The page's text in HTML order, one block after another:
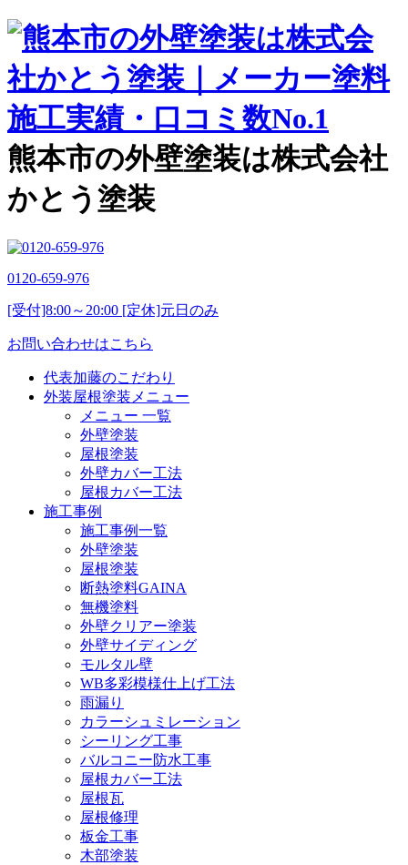
熊本市の外壁塗装は株式会社
かとう塗装
0120-659-976
[受付]8:00～20:00 [定休]元日のみ
お問い合わせはこちら
代表加藤のこだわり
外装屋根塗装メニュー
メニュー 一覧
外壁塗装
屋根塗装
外壁カバー工法
屋根カバー工法
施工事例
施工事例一覧
外壁塗装
屋根塗装
断熱塗料GAINA
無機塗料
外壁クリアー塗装
外壁サイディング
モルタル壁
WB多彩模様仕上げ工法
雨漏り
カラーシュミレーション
シーリング工事
バルコニー防水工事
屋根カバー工法
屋根瓦
屋根修理
板金工事
木部塗装